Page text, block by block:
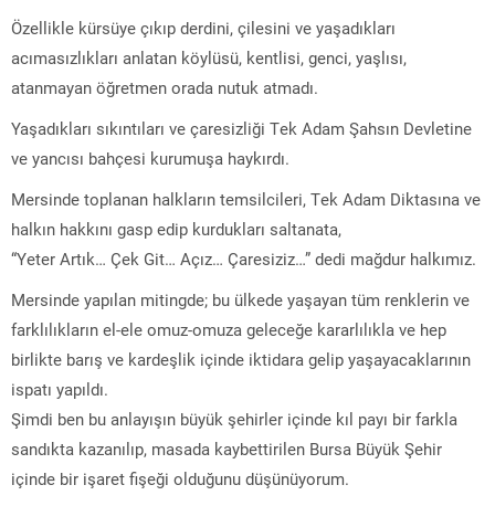
Özellikle kürsüye çıkıp derdini, çilesini ve yaşadıkları
acımasızlıkları anlatan köylüsü, kentlisi, genci, yaşlısı,
atanmayan öğretmen orada nutuk atmadı.
Yaşadıkları sıkıntıları ve çaresizliği Tek Adam Şahsın Devletine
ve yancısı bahçesi kurumuşa haykırdı.
Mersinde toplanan halkların temsilcileri, Tek Adam Diktasına ve
halkın hakkını gasp edip kurdukları saltanata,
“Yeter Artık… Çek Git… Açız… Çaresiziz…” dedi mağdur halkımız.
Mersinde yapılan mitingde; bu ülkede yaşayan tüm renklerin ve
farklılıkların el-ele omuz-omuza geleceğe kararlılıkla ve hep
birlikte barış ve kardeşlik içinde iktidara gelip yaşayacaklarının
ispatı yapıldı.
Şimdi ben bu anlayışın büyük şehirler içinde kıl payı bir farkla
sandıkta kazanılıp, masada kaybettirilen Bursa Büyük Şehir
içinde bir işaret fişeği olduğunu düşünüyorum.